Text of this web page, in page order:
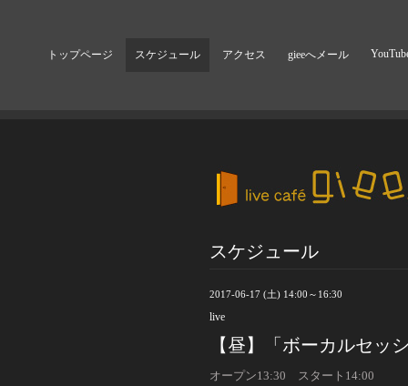
トップページ スケジュール アクセス gieeへメール
スケジュール
2017-06-17 (土) 14:00～16:30
live
【昼】「ボーカルセッ
オープン13:30 スタート14:00